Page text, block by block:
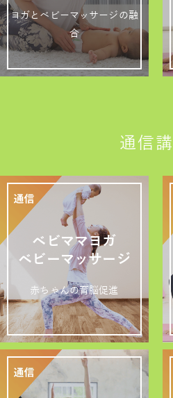
ヨガとベビーマッサージの融
合
通信
ベビママヨガ
ベビーマッサージ
赤ちゃんの育脳促進